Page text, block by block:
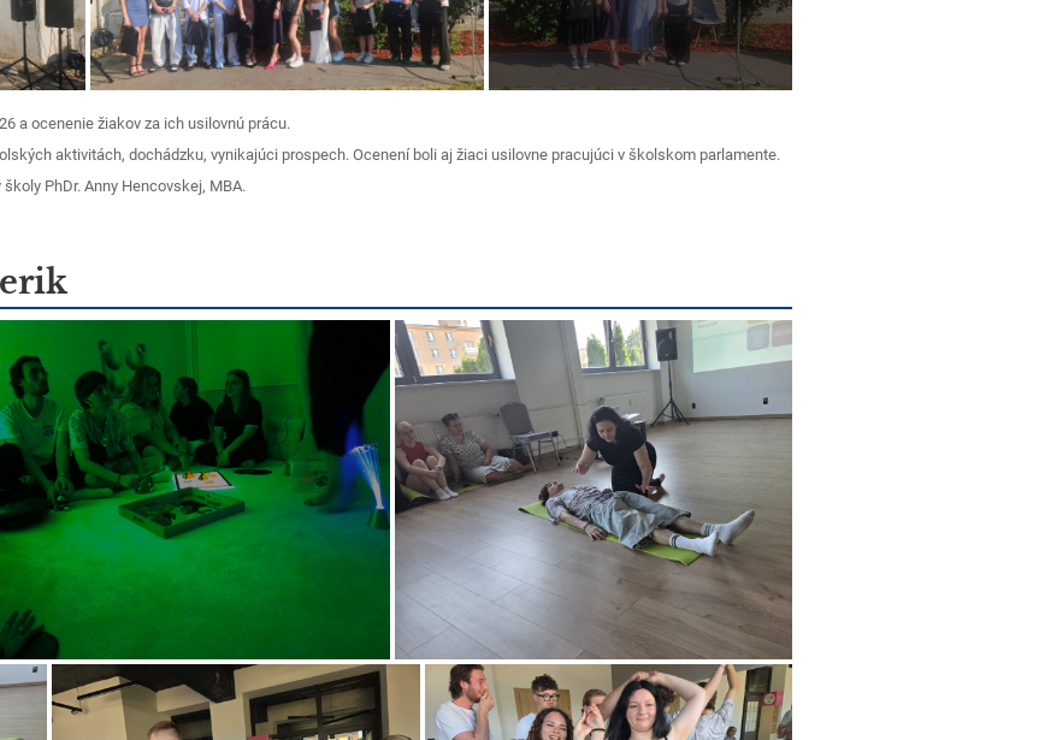
a ocenenie žiakov za ich usilovnú prácu.
aktivitách, dochádzku, vynikajúci prospech. Ocenení boli aj žiaci usilovne pracujúci v školskom parlamente.
PhDr. Anny Hencovskej, MBA.